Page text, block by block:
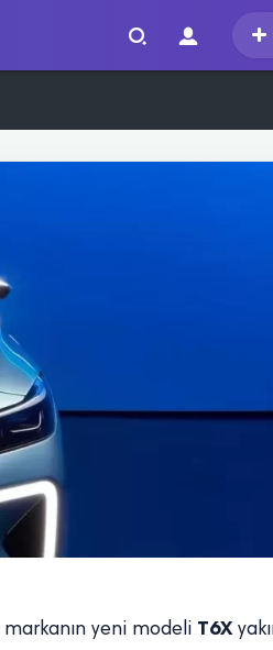
markanın yeni modeli T6X